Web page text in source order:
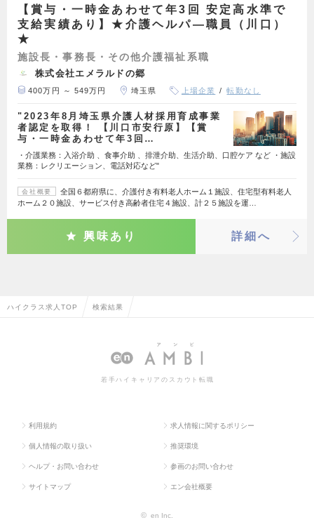
【賞与・一時金あわせて年3回 安定高水準で
支給実績あり】★介護ヘルパ―職員（川口）
★
施設長・事務長・その他介護福祉系職
株式会社エメラルドの郷
400万円 ～ 549万円 埼玉県 上場企業 転勤なし
"2023年8月埼玉県介護人材採用育成事業
者認定を取得！ 【川口市安行原】【賞
与・一時金あわせて年3回…
・介護業務：入浴介助 、食事介助 、排泄介助、生活介助、口腔ケア など ・施設
業務：レクリエーション、電話対応など"
会社概要
全国６都府県に、介護付き有料老人ホーム１施設、住宅型有料老人
ホーム２０施設、サービス付き高齢者住宅４施設、計２５施設を運…
興味あり 詳細へ
ハイクラス求人TOP 検索結果
若手ハイキャリアのスカウト転職
利用規約 求人情報に関するポリシー
個人情報の取り扱い 推奨環境
ヘルプ・お問い合わせ 参画のお問い合わせ
サイトマップ エン会社概要
© en Inc.